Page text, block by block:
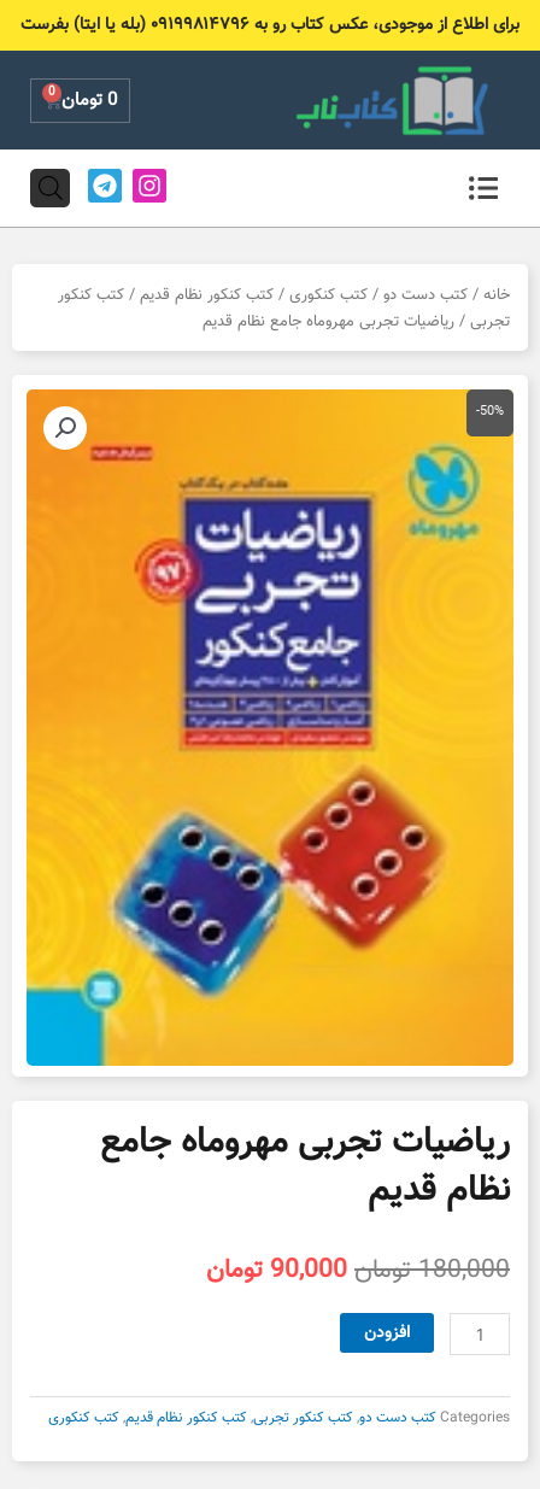
برای اطلاع از موجودی، عکس کتاب رو به ۰۹۱۹۹۸۱۴۷۹۶ (بله یا ایتا) بفرست
0تومان 0
Cart
I
n
s
g
a
T
e
l
r
m
خانه / کتب دست دو / کتب کنکوری / کتب کنکور نظام قدیم / کتب کنکور
تجربی / ریاضیات تجربی مهروماه جامع نظام قدیم
-50%
ریاضیات تجربی مهروماه جامع
نظام قدیم
180,000تومانقیمت
بود.
90,000 تومان
ریاضیات
تجربی
جامع
قدیم
افزودن
Categoriesکتب دست دو,کتب کنکور تجربی,کتب کنکور نظام قدیم,کتب کنکوری